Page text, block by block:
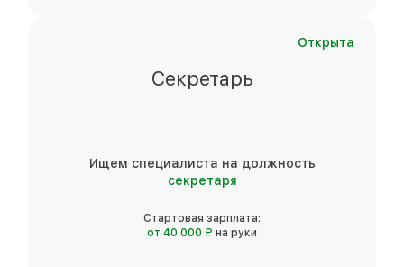
Открыта
Секретарь
Ищем специалиста на должность
секретаря
Стартовая зарплата:
от 40 000 ₽ на руки